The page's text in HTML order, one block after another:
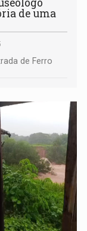
de uma
de Ferro